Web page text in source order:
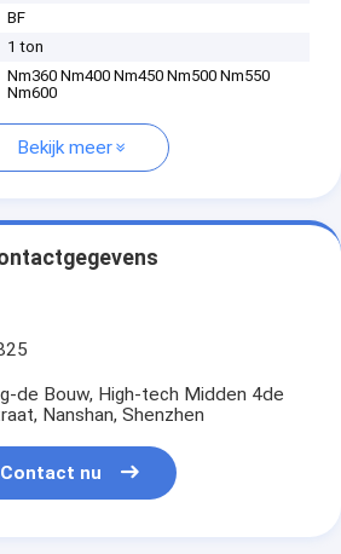
BF
1 ton
Nm360 Nm400 Nm450 Nm500 Nm550
Nm600
Bekijk meer
de Bouw, High-tech Midden 4de
Nanshan, Shenzhen
Contact nu